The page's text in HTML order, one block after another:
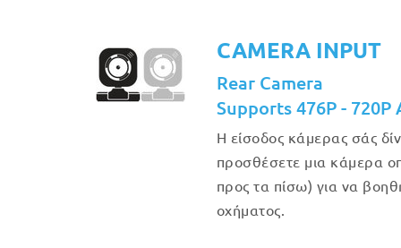
CAMERA INPUT
Rear Camera
Supports 476P - 720P
Η είσοδος κάμερας σάς
προσθέσετε μια κάμερα
προς τα πίσω) για να
οχήματος.